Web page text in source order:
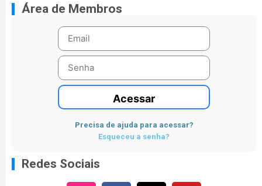
Área de Membros
Acessar
Precisa de ajuda para acessar?
Esqueceu a senha?
Redes Sociais